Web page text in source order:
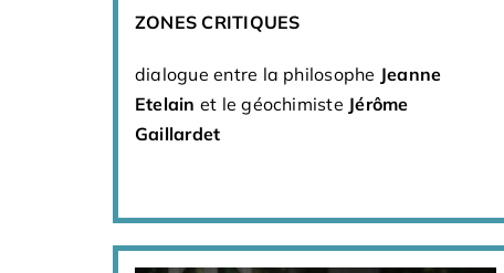
ZONES CRITIQUES
dialogue entre la philosophe Jeanne
Etelain et le géochimiste Jérôme
Gaillardet